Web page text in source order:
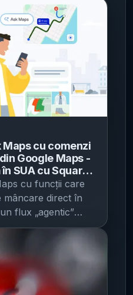
cu comenzi
Google Maps -
SUA cu Square
„în curând”
cu funcții care
mâncare direct în
flux „agentic”
multipli în numele
cu parteneri
Google Blog .
că Maps nu mai
de căutare și